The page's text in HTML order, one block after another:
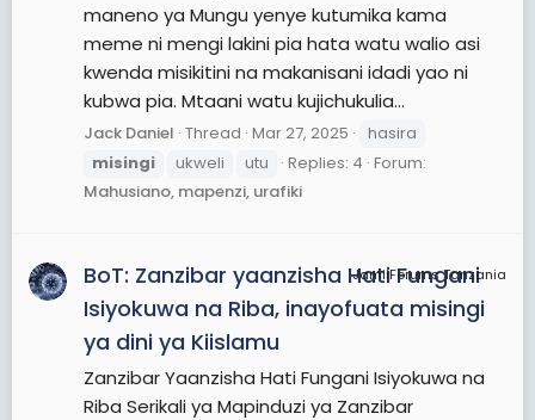
maneno ya Mungu yenye kutumika kama
meme ni mengi lakini pia hata watu walio asi
kwenda misikitini na makanisani idadi yao ni
kubwa pia. Mtaani watu kujichukulia...
Jack Daniel Thread Mar 27, 2025
hasira
misingi
ukweli utu Replies: 4 Forum:
Mahusiano, mapenzi, urafiki
JamiiForums Tanzania
BoT: Zanzibar yaanzisha Hati Fungani
Isiyokuwa na Riba, inayofuata misingi
ya dini ya Kiislamu
Zanzibar Yaanzisha Hati Fungani Isiyokuwa na
Riba Serikali ya Mapinduzi ya Zanzibar